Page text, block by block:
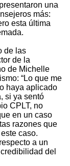
una
más:
esta última
de las
de la
de Michelle
“Lo que me
haya aplicado
si ya sentó
CPLT, no
en un caso
razones que
caso.
a un
del